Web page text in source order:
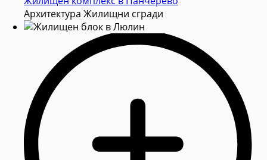
Архитектура Жилищни сгради